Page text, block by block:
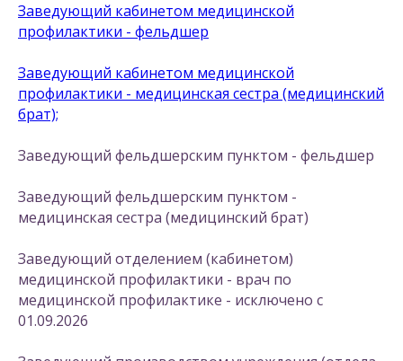
Заведующий кабинетом медицинской
профилактики - фельдшер
Заведующий кабинетом медицинской
профилактики - медицинская сестра (медицинский
брат);
Заведующий фельдшерским пунктом - фельдшер
Заведующий фельдшерским пунктом -
медицинская сестра (медицинский брат)
Заведующий отделением (кабинетом)
медицинской профилактики - врач по
медицинской профилактике - исключено с
01.09.2026